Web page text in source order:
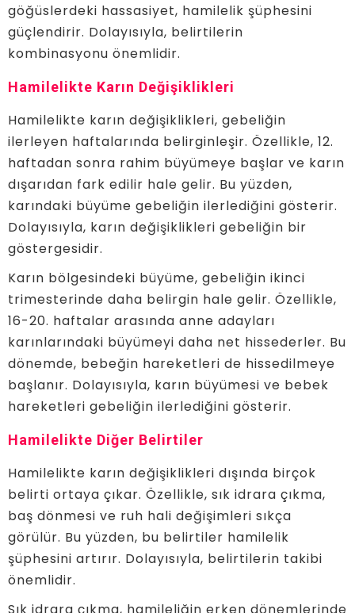
göğüslerdeki hassasiyet, hamilelik şüphesini
güçlendirir. Dolayısıyla, belirtilerin
kombinasyonu önemlidir.
Hamilelikte Karın Değişiklikleri
Hamilelikte karın değişiklikleri, gebeliğin
ilerleyen haftalarında belirginleşir. Özellikle, 12.
haftadan sonra rahim büyümeye başlar ve karın
dışarıdan fark edilir hale gelir. Bu yüzden,
karındaki büyüme gebeliğin ilerlediğini gösterir.
Dolayısıyla, karın değişiklikleri gebeliğin bir
göstergesidir.
Karın bölgesindeki büyüme, gebeliğin ikinci
trimesterinde daha belirgin hale gelir. Özellikle,
16-20. haftalar arasında anne adayları
karınlarındaki büyümeyi daha net hissederler. Bu
dönemde, bebeğin hareketleri de hissedilmeye
başlanır. Dolayısıyla, karın büyümesi ve bebek
hareketleri gebeliğin ilerlediğini gösterir.
Hamilelikte Diğer Belirtiler
Hamilelikte karın değişiklikleri dışında birçok
belirti ortaya çıkar. Özellikle, sık idrara çıkma,
baş dönmesi ve ruh hali değişimleri sıkça
görülür. Bu yüzden, bu belirtiler hamilelik
şüphesini artırır. Dolayısıyla, belirtilerin takibi
önemlidir.
Sık idrara çıkma, hamileliğin erken dönemlerinde